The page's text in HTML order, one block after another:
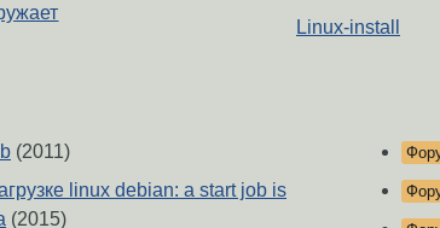
Linux-install
(2011)
linux debian: a start job is
(2015)